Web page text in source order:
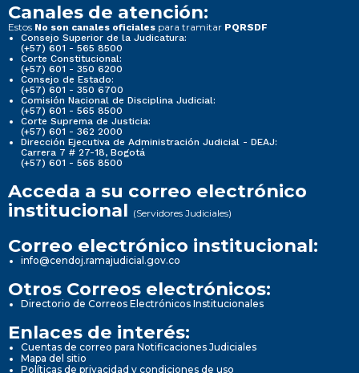
Canales de atención:
Estos No son canales oficiales para tramitar PQRSDF
Consejo Superior de la Judicatura:
(+57) 601 - 565 8500
Corte Constitucional:
(+57) 601 - 350 6200
Consejo de Estado:
(+57) 601 - 350 6700
Comisión Nacional de Disciplina Judicial:
(+57) 601 - 565 8500
Corte Suprema de Justicia:
(+57) 601 - 362 2000
Dirección Ejecutiva de Administración Judicial - DEAJ:
Carrera 7 # 27-18, Bogotá
(+57) 601 - 565 8500
Acceda a su correo electrónico
institucional (Servidores Judiciales)
Correo electrónico institucional:
info@cendoj.ramajudicial.gov.co
Otros Correos electrónicos:
Directorio de Correos Electrónicos Institucionales
Enlaces de interés:
Cuentas de correo para Notificaciones Judiciales
Mapa del sitio
Políticas de privacidad y condiciones de uso